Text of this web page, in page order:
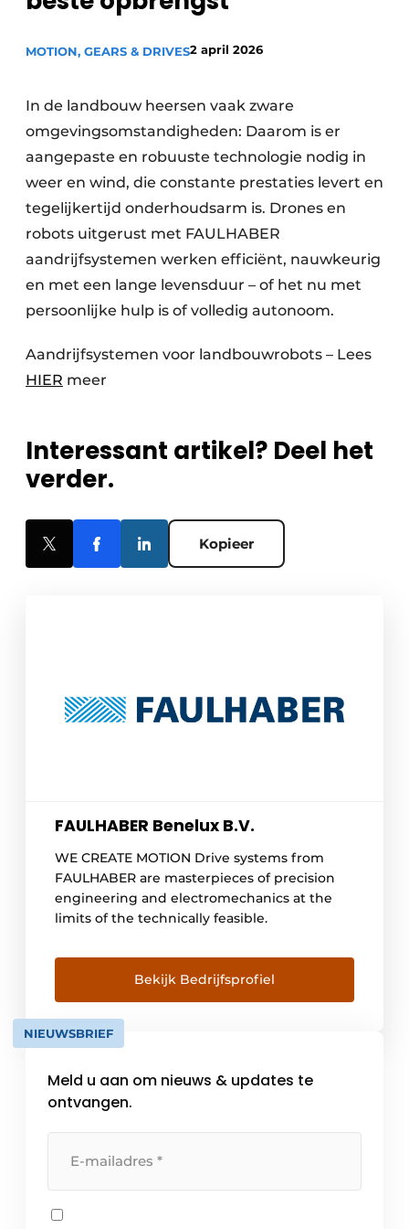
Privacy / Cookie statement
Vacature aanmelden
Video’s
MOTION, GEARS & DRIVES2 april 2026
In de landbouw heersen vaak zware
omgevingsomstandigheden: Daarom is er
aangepaste en robuuste technologie nodig in
weer en wind, die constante prestaties levert en
tegelijkertijd onderhoudsarm is. Drones en
robots uitgerust met FAULHABER
aandrijfsystemen werken efficiënt, nauwkeurig
en met een lange levensduur – of het nu met
persoonlijke hulp is of volledig autonoom.
Aandrijfsystemen voor landbouwrobots – Lees
HIER meer
Interessant artikel? Deel het
verder.
Kopieer
FAULHABER Benelux B.V.
WE CREATE MOTION Drive systems from
FAULHABER are masterpieces of precision
engineering and electromechanics at the
limits of the technically feasible.
Bekijk Bedrijfsprofiel
NIEUWSBRIEF
Meld u aan om nieuws & updates te
ontvangen.